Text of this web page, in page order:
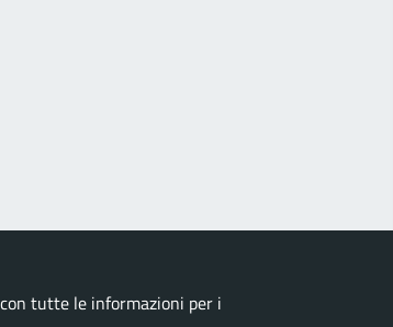
tutte le informazioni per i